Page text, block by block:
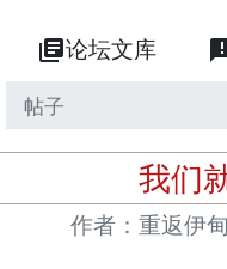
library_books论坛文库
帖子
我们
作者：重返伊